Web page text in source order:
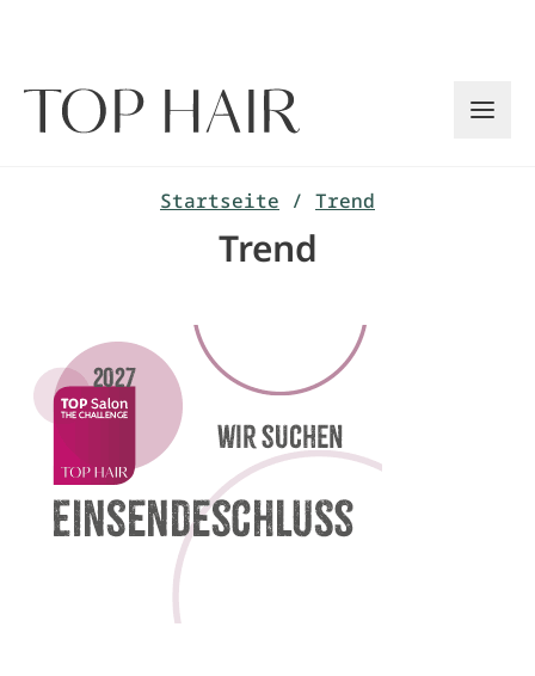
Startseite / Trend
Trend